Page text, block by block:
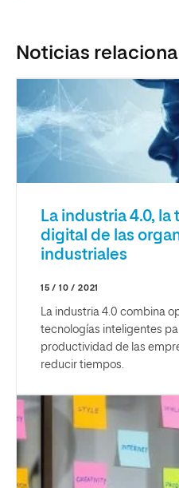
Noticias
La industria 4.0,
digital de las
industriales
15 / 10 / 2021
La industria 4.0 combina
tecnologías inteligentes
productividad de las
reducir tiempos.